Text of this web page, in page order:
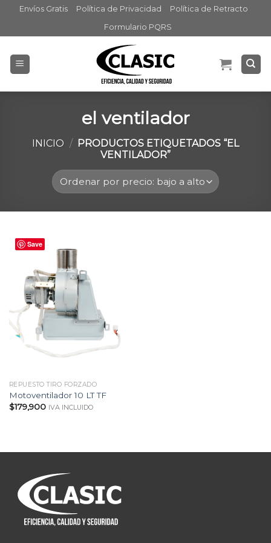
content
Envíos Gratis Política de Privacidad
Política de Retracto
Formulario PQRS
el ventilador
INICIO /
PRODUCTOS ETIQUETADOS “EL
VENTILADOR”
Save
REPUESTO TIRO FORZADO
Motoventilador 10 LT TF
$179,900 IVA INCLUIDO